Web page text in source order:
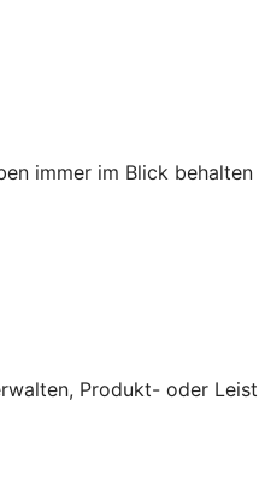
immer im Blick behalten
Produkt- oder